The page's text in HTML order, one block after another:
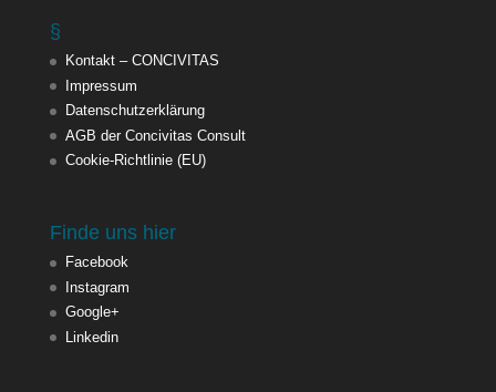
§
Kontakt – CONCIVITAS
Impressum
Datenschutzerklärung
AGB der Concivitas Consult
Cookie-Richtlinie (EU)
Finde uns hier
Facebook
Instagram
Google+
Linkedin